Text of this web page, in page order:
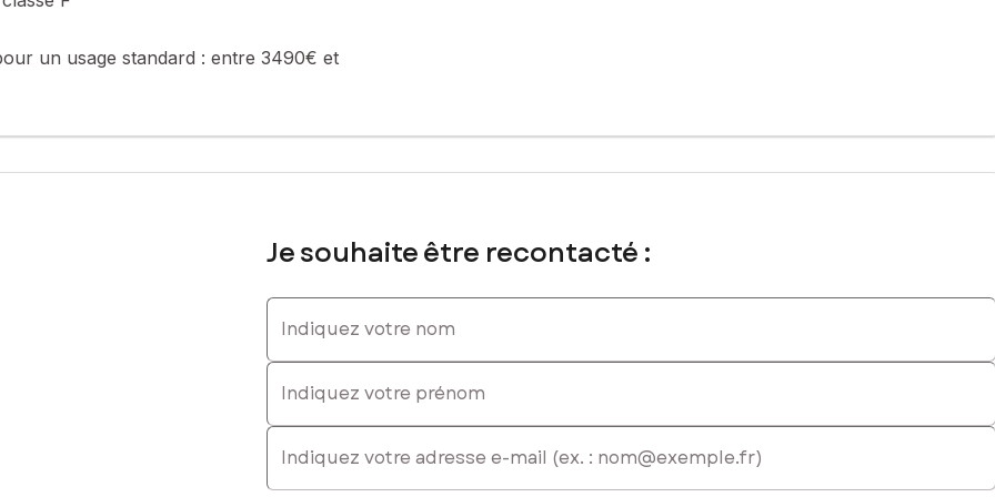
un usage standard : entre 3490€ et
Je souhaite être recontacté :
Indiquez votre nom
Indiquez votre prénom
E-mail